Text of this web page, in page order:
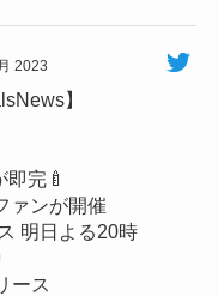
2023
】
完🍼
ァンが開催
明日よる20時
ース